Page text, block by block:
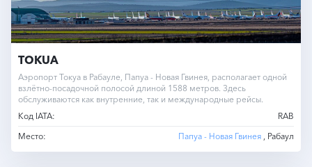
TOKUA
Аэропорт Токуа в Рабауле, Папуа - Новая Гвинея, располагает одной
взлётно-посадочной полосой длиной 1588 метров. Здесь
обслуживаются как внутренние, так и международные рейсы.
Код IATA:
RAB
Место:
Папуа - Новая Гвинея , Рабаул